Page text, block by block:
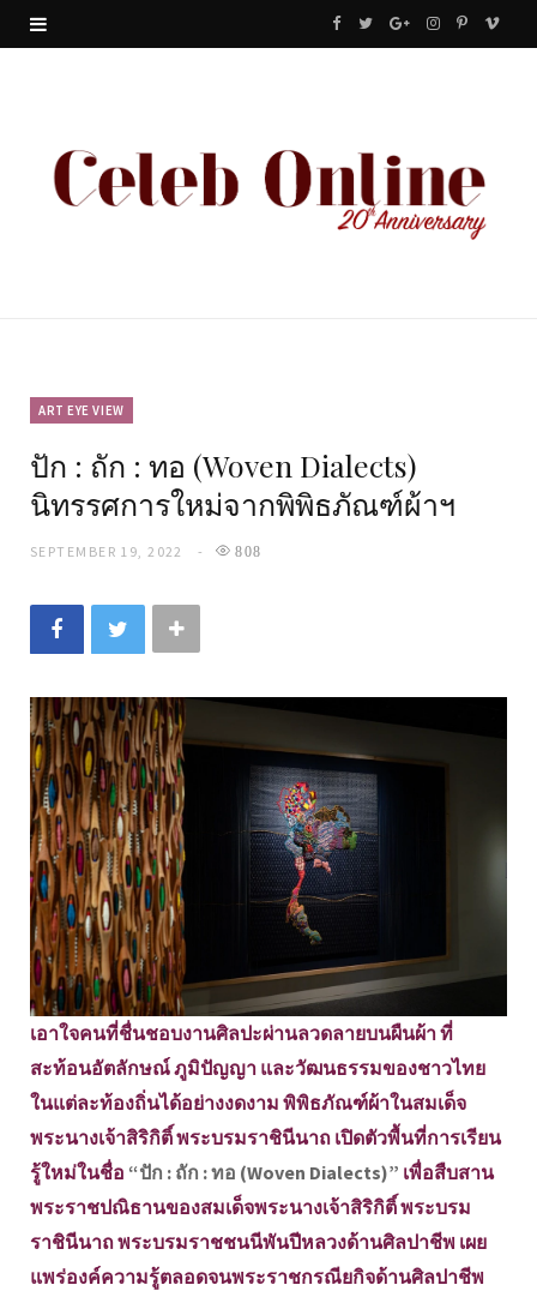
F
e
b
T
t
G
g
l
s
I
t
a
P
t
e
V
ART EYE VIEW
ปัก : ถัก : ทอ (Woven Dialects)
นิทรรศการใหม่จากพิพิธภัณฑ์ผ้าฯ
SEPTEMBER 19, 2022 808
เอาใจคนที่ชื่นชอบงานศิลปะผ่านลวดลายบนผืนผ้า ที่
สะท้อนอัตลักษณ์ ภูมิปัญญา และวัฒนธรรมของชาวไทย
ในแต่ละท้องถิ่นได้อย่างงดงาม พิพิธภัณฑ์ผ้าในสมเด็จ
พระนางเจ้าสิริกิติ์ พระบรมราชินีนาถ เปิดตัวพื้นที่การเรียน
รู้ใหม่ในชื่อ “ปัก : ถัก : ทอ (Woven Dialects)” เพื่อสืบสาน
พระราชปณิธานของสมเด็จพระนางเจ้าสิริกิติ์ พระบรม
ราชินีนาถ พระบรมราชชนนีพันปีหลวงด้านศิลปาชีพ เผย
แพร่องค์ความรู้ตลอดจนพระราชกรณียกิจด้านศิลปาชีพ